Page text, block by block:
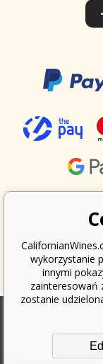
Zgodnie z ustawą o
do wystawienia
zarejestrować
wykorzystanie
innymi
zainteresowań
zostanie